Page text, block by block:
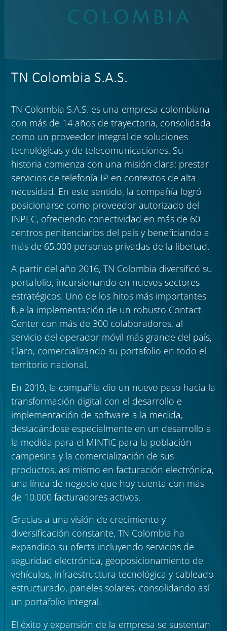
TN Colombia S.A.S.
TN Colombia S.A.S. es una empresa colombiana
con más de 14 años de trayectoria, consolidada
como un proveedor integral de soluciones
tecnológicas y de telecomunicaciones. Su
historia comienza con una misión clara: prestar
servicios de telefonía IP en contextos de alta
necesidad. En este sentido, la compañía logró
posicionarse como proveedor autorizado del
INPEC, ofreciendo conectividad en más de 60
centros penitenciarios del país y beneficiando a
más de 65.000 personas privadas de la libertad.
A partir del año 2016, TN Colombia diversificó su
portafolio, incursionando en nuevos sectores
estratégicos. Uno de los hitos más importantes
fue la implementación de un robusto Contact
Center con más de 300 colaboradores, al
servicio del operador móvil más grande del país,
Claro, comercializando su portafolio en todo el
territorio nacional.
En 2019, la compañía dio un nuevo paso hacia la
transformación digital con el desarrollo e
implementación de software a la medida,
destacándose especialmente en un desarrollo a
la medida para el MINTIC para la población
campesina y la comercialización de sus
productos, asi mismo en facturación electrónica,
una línea de negocio que hoy cuenta con más
de 10.000 facturadores activos.
Gracias a una visión de crecimiento y
diversificación constante, TN Colombia ha
expandido su oferta incluyendo servicios de
seguridad electrónica, geoposicionamiento de
vehículos, infraestructura tecnológica y cableado
estructurado, paneles solares, consolidando así
un portafolio integral.
El éxito y expansión de la empresa se sustentan